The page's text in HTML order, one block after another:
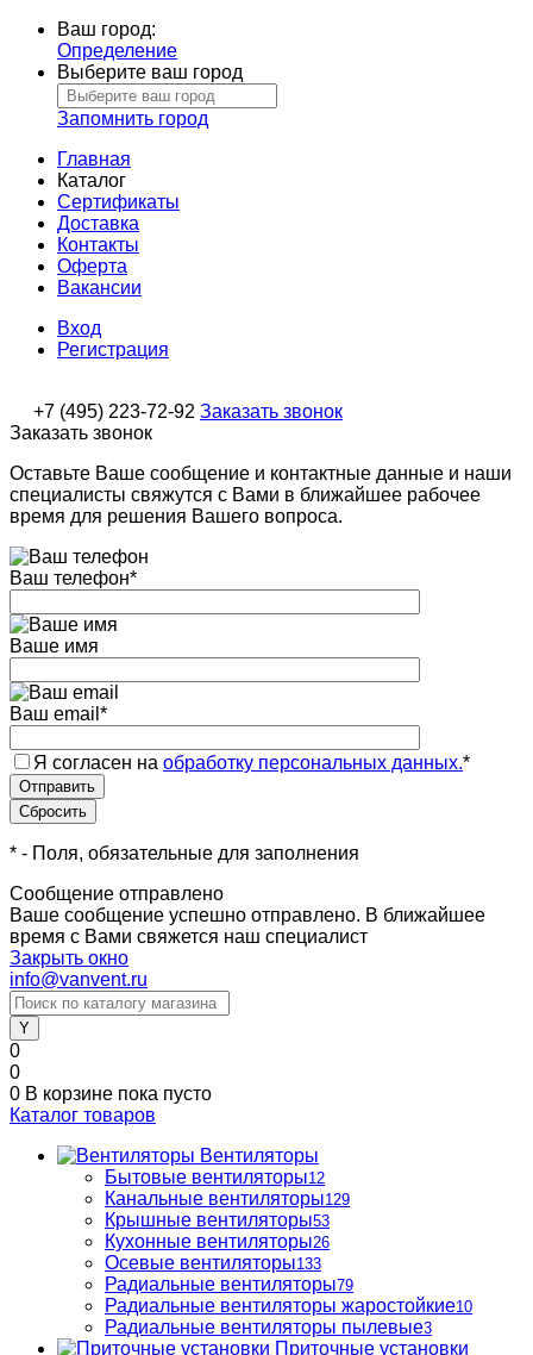
Ваш город:
Определение
Выберите ваш город
Запомнить город
Главная
Каталог
Сертификаты
Доставка
Контакты
Оферта
Вакансии
Вход
Регистрация
+7 (495) 223-72-92 Заказать звонок
Заказать звонок
Оставьте Ваше сообщение и контактные данные и наши
специалисты свяжутся с Вами в ближайшее рабочее
время для решения Вашего вопроса.
Ваш телефон*
Ваше имя
Ваш email *
Я согласен на обработку персональных данных.*
* - Поля, обязательные для заполнения
Сообщение отправлено
Ваше сообщение успешно отправлено. В ближайшее
время с Вами свяжется наш специалист
Закрыть окно
info@vanvent.ru
0
0
0 В корзине пока пусто
Каталог товаров
Вентиляторы
Бытовые вентиляторы12
Канальные вентиляторы129
Крышные вентиляторы53
Кухонные вентиляторы26
Осевые вентиляторы133
Радиальные вентиляторы79
Радиальные вентиляторы жаростойкие10
Радиальные вентиляторы пылевые3
Приточные установки